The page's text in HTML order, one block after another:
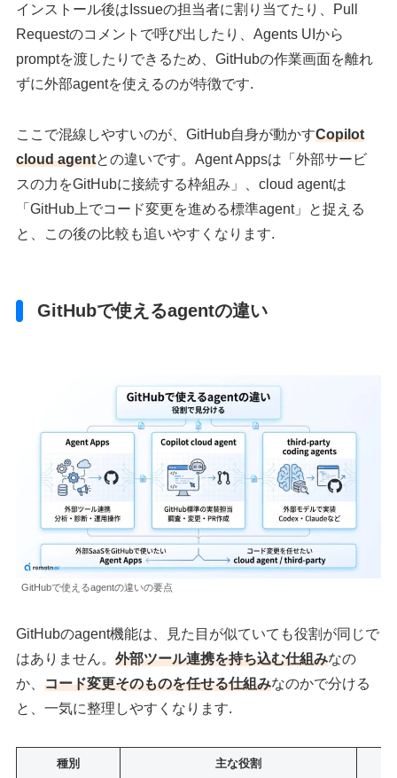
インストール後はIssueの担当者に割り当てたり、Pull
Requestのコメントで呼び出したり、Agents UIから
promptを渡したりできるため、GitHubの作業画面を離れ
ずに外部agentを使えるのが特徴です.
ここで混線しやすいのが、GitHub自身が動かすCopilot
cloud agentとの違いです。Agent Appsは「外部サービ
スの力をGitHubに接続する枠組み」、cloud agentは
「GitHub上でコード変更を進める標準agent」と捉える
と、この後の比較も追いやすくなります.
GitHubで使えるagentの違い
GitHubで使えるagentの違いの要点
GitHubのagent機能は、見た目が似ていても役割が同じで
はありません。外部ツール連携を持ち込む仕組みなの
か、コード変更そのものを任せる仕組みなのかで分ける
と、一気に整理しやすくなります.
種別 主な役割